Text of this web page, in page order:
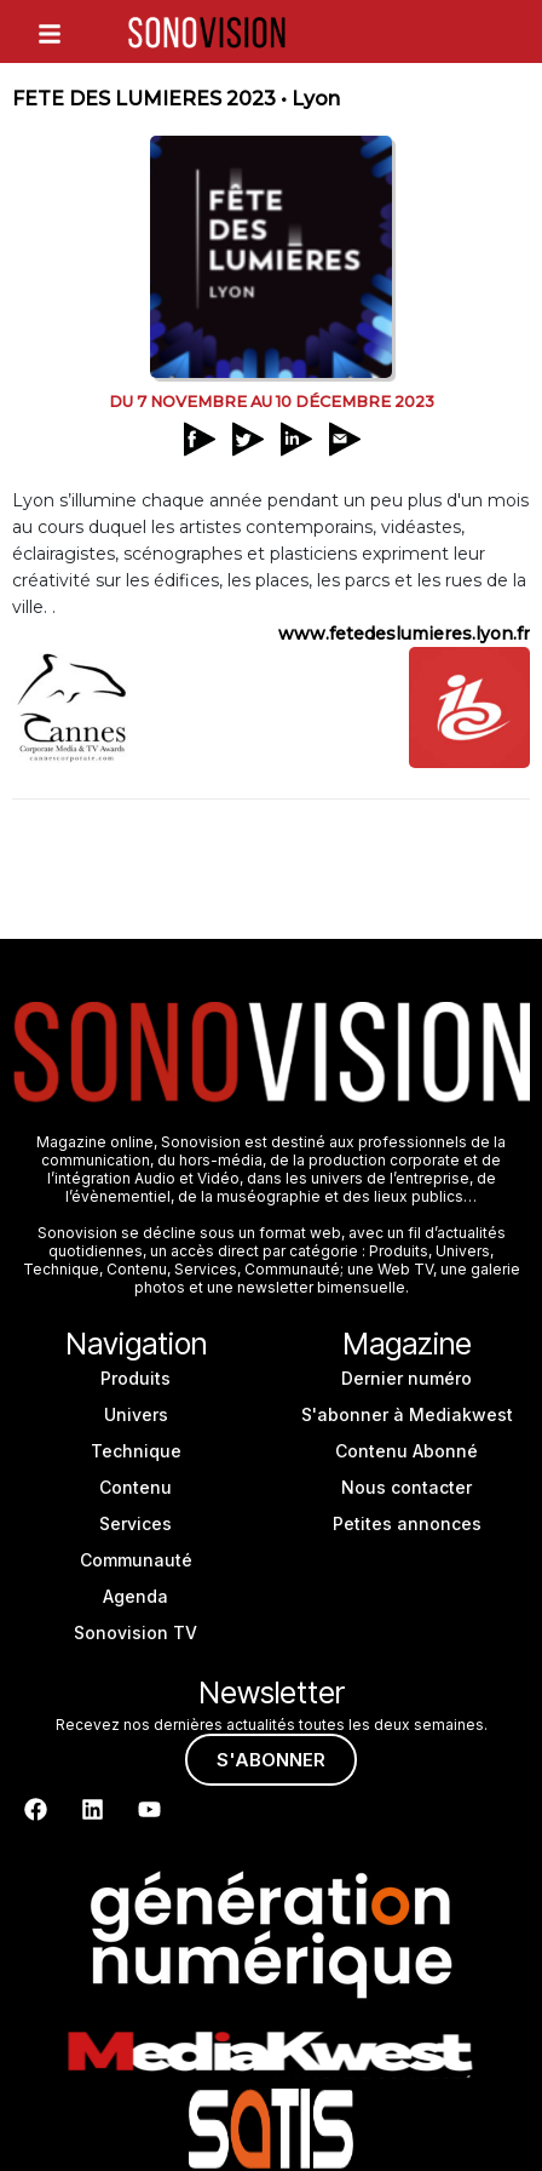
FETE DES LUMIERES 2023 • Lyon
DU 7 NOVEMBRE AU 10 DÉCEMBRE 2023
Lyon s’illumine chaque année pendant un peu plus d'un mois
au cours duquel les artistes contemporains, vidéastes,
éclairagistes, scénographes et plasticiens expriment leur
créativité sur les édifices, les places, les parcs et les rues de la
ville. .
www.fetedeslumieres.lyon.fr
Magazine online, Sonovision est destiné aux professionnels de la
communication, du hors-média, de la production corporate et de
l’intégration Audio et Vidéo, dans les univers de l’entreprise, de
l’évènementiel, de la muséographie et des lieux publics…
Sonovision se décline sous un format web, avec un fil d’actualités
quotidiennes, un accès direct par catégorie : Produits, Univers,
Technique, Contenu, Services, Communauté; une Web TV, une galerie
photos et une newsletter bimensuelle.
Navigation
Produits
Univers
Technique
Contenu
Services
Communauté
Agenda
Sonovision TV
Magazine
Dernier numéro
S'abonner à Mediakwest
Contenu Abonné
Nous contacter
Petites annonces
Newsletter
Recevez nos dernières actualités toutes les deux semaines.
S'ABONNER